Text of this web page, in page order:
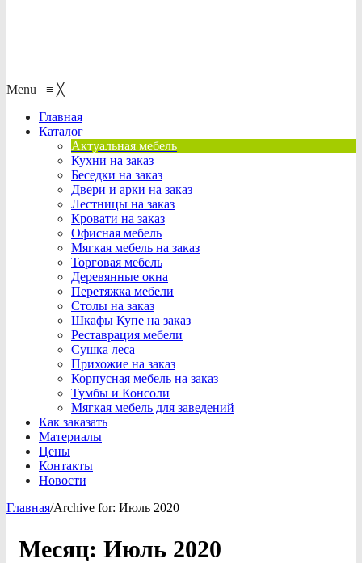
Menu ≡ ╳
Главная
Каталог
Актуальная мебель
Кухни на заказ
Беседки на заказ
Двери и арки на заказ
Лестницы на заказ
Кровати на заказ
Офисная мебель
Мягкая мебель на заказ
Торговая мебель
Деревянные окна
Перетяжка мебели
Столы на заказ
Шкафы Купе на заказ
Реставрация мебели
Сушка леса
Прихожие на заказ
Корпусная мебель на заказ
Тумбы и Консоли
Мягкая мебель для заведений
Как заказать
Материалы
Цены
Контакты
Новости
Главная/Archive for: Июль 2020
Месяц: Июль 2020